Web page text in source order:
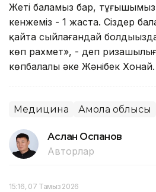
Жеті баламыз бар,
кенжеміз - 1 жаста. Сіздер
қайта сыйлағандай
көп рахмет», - деп
көпбалалы әке Жәнібек Хонай.
Медицина Ақмола облысы
Аслан Оспанов
Авторлар
15:16, 07 Тамыз 2026